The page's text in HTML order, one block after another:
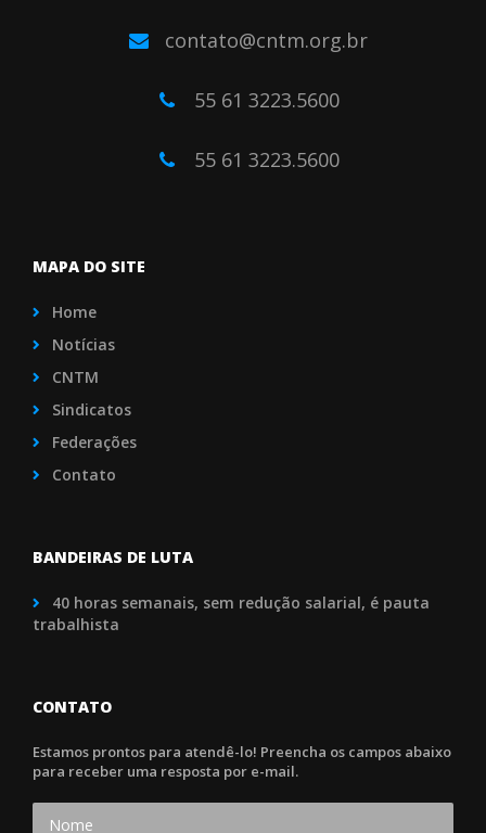
contato@cntm.org.br
55 61 3223.5600
55 61 3223.5600
MAPA DO SITE
Home
Notícias
CNTM
Sindicatos
Federações
Contato
BANDEIRAS DE LUTA
40 horas semanais, sem redução salarial, é pauta
trabalhista
CONTATO
Estamos prontos para atendê-lo! Preencha os campos abaixo
para receber uma resposta por e-mail.